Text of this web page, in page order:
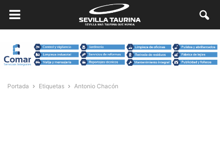
Portada Etiquetas Antonio Chacón